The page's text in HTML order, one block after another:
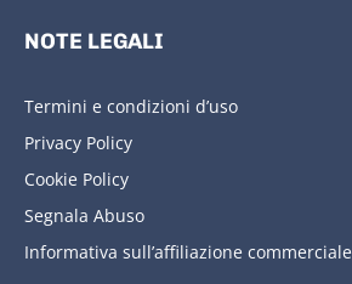
NOTE LEGALI
Termini e condizioni d’uso
Privacy Policy
Cookie Policy
Segnala Abuso
Informativa sull’affiliazione commerciale